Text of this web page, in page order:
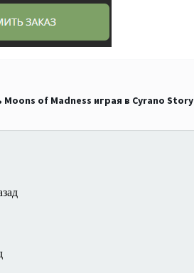
Moons of Madness играя в Cyrano Story